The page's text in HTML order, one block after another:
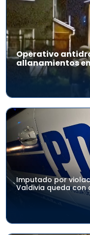
Operativo
allanamientos
Imputado por
Valdivia queda